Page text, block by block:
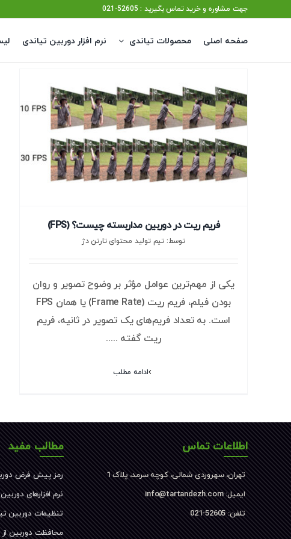
جهت مشاوره و خرید تماس بگیرید : 52605-021
صفحه اصلی محصولات تیاندی نرم افزار دوربین تیاندی
فریم ریت در دوربین مداربسته چیست؟ (FPS)
توسط: تیم تولید محتوای تارتن دژ
یکی از مهم‌ترین عوامل مؤثر بر وضوح تصویر و روان
بودن فیلم، فریم ریت (Frame Rate) یا همان FPS
است. به تعداد فریم‌های یک تصویر در ثانیه، فریم
ریت گفته .....
ادامه مطلب
اطلاعات تماس
تهران، سهروردی شمالی، کوچه سرمد، پلاک 1
ایمیل: info@tartandezh.com
تلفن: 52605-021
مطالب مفید
رمز پیش فرض
نرم افزارهای
تنظیمات دوربین
محافظت دوربین